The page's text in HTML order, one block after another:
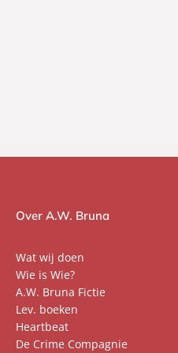
Over A.W. Bruna
Wat wij doen
Wie is Wie?
A.W. Bruna Fictie
Lev. boeken
Heartbeat
De Crime Compagnie